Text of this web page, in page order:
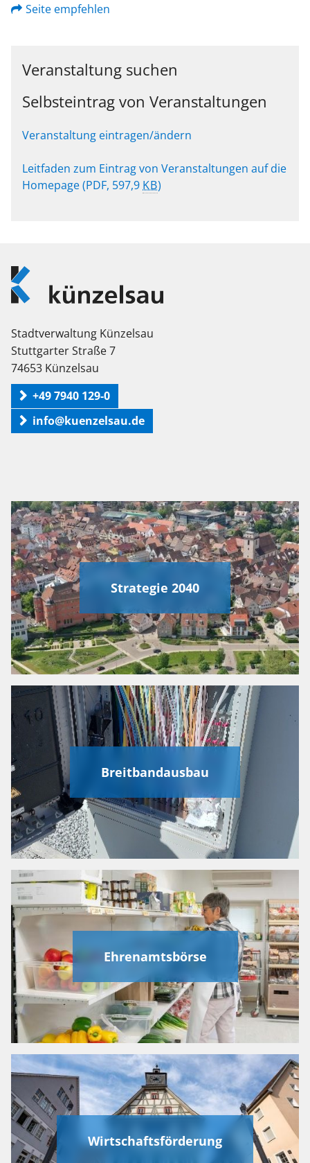
Seite empfehlen
Veranstaltung suchen
Selbsteintrag von Veranstaltungen
Veranstaltung eintragen/ändern
Leitfaden zum Eintrag von Veranstaltungen auf die
Homepage(PDF, 597,9 KB)
Logo
Künzelsau
Stadtverwaltung Künzelsau
Stuttgarter Straße 7
74653 Künzelsau
+49 7940 129-0
info@kuenzelsau.de
Strategie 2040
Breitbandausbau
Ehrenamtsbörse
Wirtschaftsförderung